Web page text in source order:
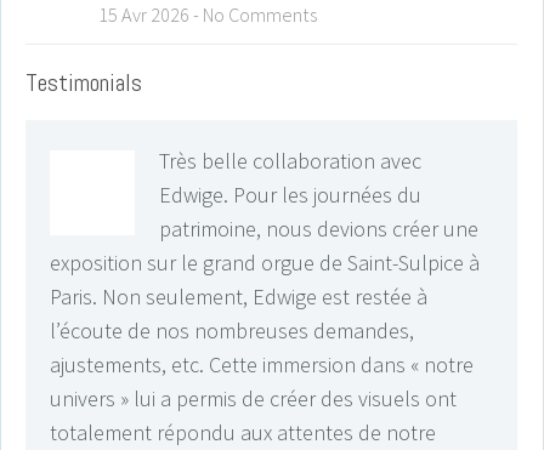
15 Avr 2026 - No Comments
Testimonials
Très belle collaboration avec
Edwige. Pour les journées du
patrimoine, nous devions créer une
exposition sur le grand orgue de Saint-Sulpice à
Paris. Non seulement, Edwige est restée à
l’écoute de nos nombreuses demandes,
ajustements, etc. Cette immersion dans « notre
univers » lui a permis de créer des visuels ont
totalement répondu aux attentes de notre